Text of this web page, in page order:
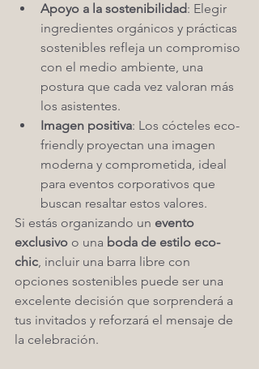
Apoyo a la sostenibilidad: Elegir
ingredientes orgánicos y prácticas
sostenibles refleja un compromiso
con el medio ambiente, una
postura que cada vez valoran más
los asistentes.
Imagen positiva: Los cócteles eco-
friendly proyectan una imagen
moderna y comprometida, ideal
para eventos corporativos que
buscan resaltar estos valores.
Si estás organizando un evento
exclusivo o una boda de estilo eco-
chic, incluir una barra libre con
opciones sostenibles puede ser una
excelente decisión que sorprenderá a
tus invitados y reforzará el mensaje de
la celebración.